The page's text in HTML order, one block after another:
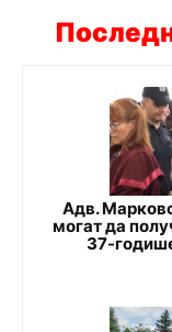
Адв.
могат да
37-